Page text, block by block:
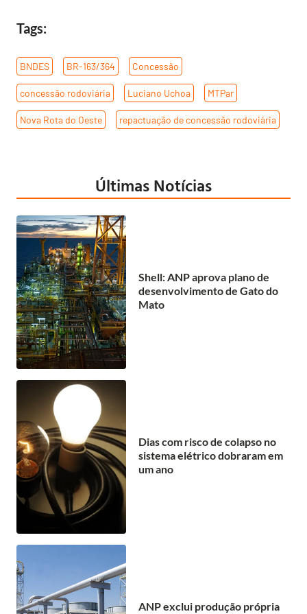
Tags:
BNDES BR-163/364 Concessão
concessão rodoviária Luciano Uchoa MTPar
Nova Rota do Oeste repactuação de concessão rodoviária
Últimas Notícias
Shell: ANP aprova plano de
desenvolvimento de Gato do
Mato
Dias com risco de colapso no
sistema elétrico dobraram em
um ano
ANP exclui produção própria